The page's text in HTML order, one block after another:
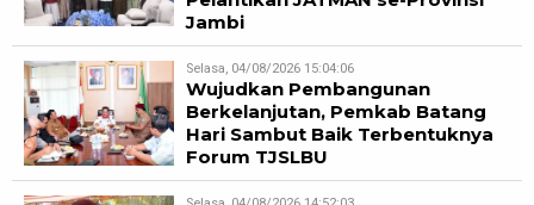
Jambi
Selasa, 04/08/2026 15:04:06
Wujudkan Pembangunan
Berkelanjutan, Pemkab Batang
Hari Sambut Baik Terbentuknya
Forum TJSLBU